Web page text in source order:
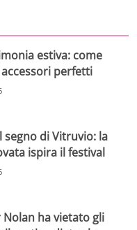
estiva: come
perfetti
segno di Vitruvio: la
ispira il festival
ha vietato gli